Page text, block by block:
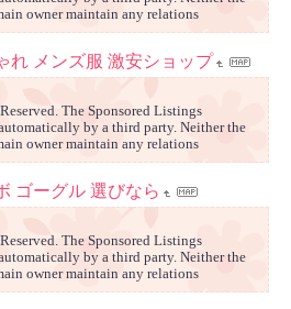
owner maintain any relations
れ メンズ服 激安ショップ
The Sponsored Listings
by a third party. Neither the
owner maintain any relations
ゴーグル 選びなら
The Sponsored Listings
by a third party. Neither the
owner maintain any relations